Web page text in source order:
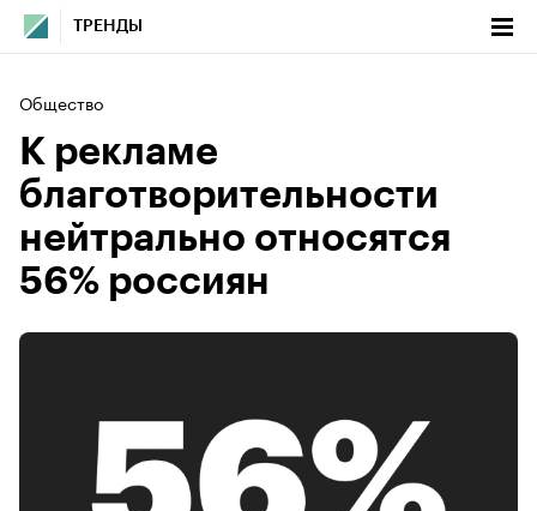
ТРЕНДЫ
Общество
К рекламе
благотворительности
нейтрально относятся
56% россиян